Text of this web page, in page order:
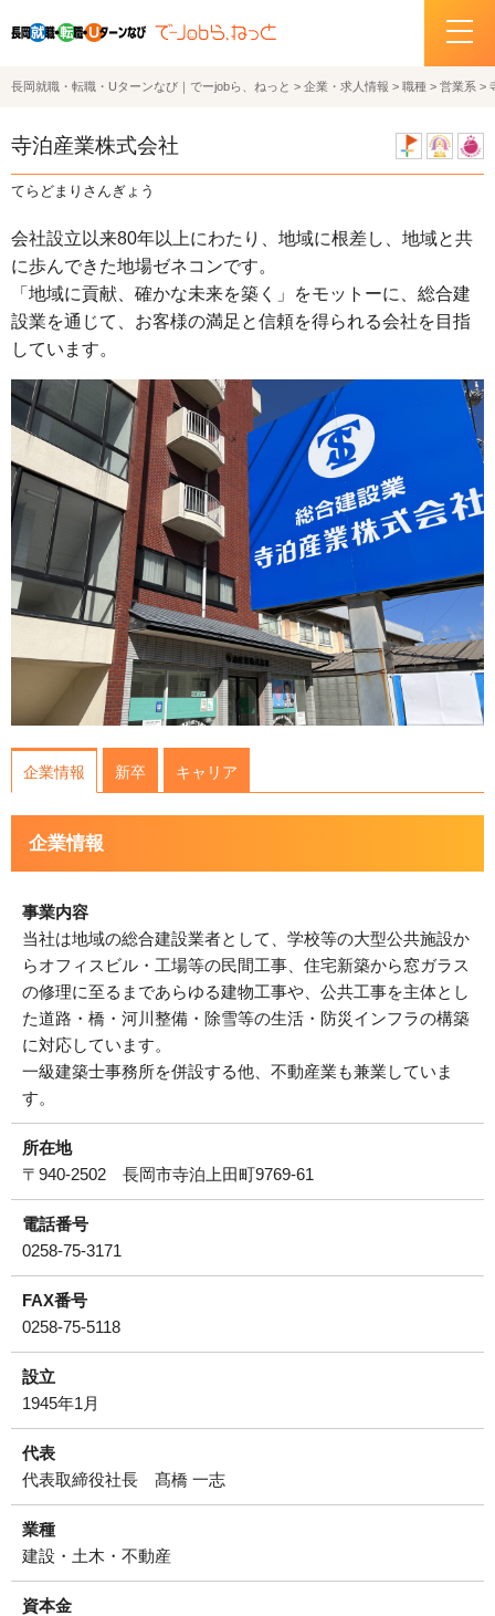
ホーム
イベント情報
サポートデスクの紹介
お問い合わせ
関連機関リンク
サイトポリシー
プライバシーポリシー
運営会社について
サイトマップ
長岡就職・転職・Uターンなび｜でーjobら、ねっと > 企業・求人情報 > 職種 > 営業系 >
寺泊産業株式会社
てらどまりさんぎょう
会社設立以来80年以上にわたり、地域に根差し、地域と共
に歩んできた地場ゼネコンです。
「地域に貢献、確かな未来を築く」をモットーに、総合建
設業を通じて、お客様の満足と信頼を得られる会社を目指
しています。
企業情報 新卒 キャリア
企業情報
事業内容
当社は地域の総合建設業者として、学校等の大型公共施設か
らオフィスビル・工場等の民間工事、住宅新築から窓ガラス
の修理に至るまであらゆる建物工事や、公共工事を主体とし
た道路・橋・河川整備・除雪等の生活・防災インフラの構築
に対応しています。
一級建築士事務所を併設する他、不動産業も兼業していま
す。
所在地
〒940-2502 長岡市寺泊上田町9769-61
電話番号
0258-75-3171
FAX番号
0258-75-5118
設立
1945年1月
代表
代表取締役社長 髙橋 一志
業種
建設・土木・不動産
資本金